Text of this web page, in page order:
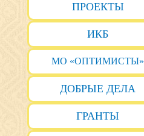
ПРОЕКТЫ
ИКБ
МО «ОПТИМИСТЫ»
ДОБРЫЕ ДЕЛА
ГРАНТЫ